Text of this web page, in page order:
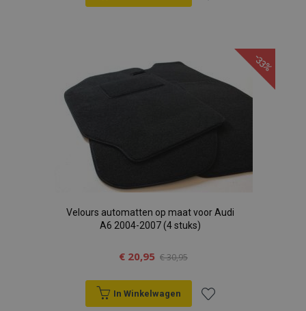
aan
verlanglijst
-33%
Velours automatten op maat voor Audi
A6 2004-2007 (4 stuks)
€ 20,95 € 30,95
In Winkelwagen